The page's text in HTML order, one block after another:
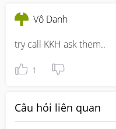
Vô Danh
try call KKH ask them..
1
Câu hỏi liên quan